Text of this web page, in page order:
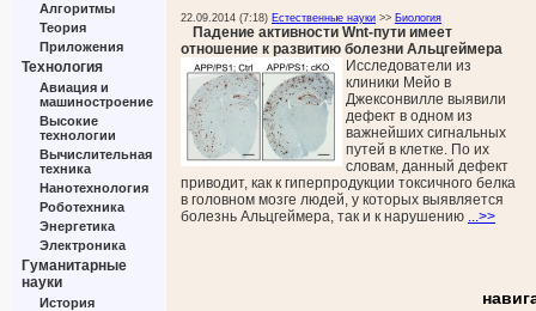
Алгоритмы
Теория
Приложения
Технология
Авиация и
машиностроение
Высокие
технологии
Вычислительная
техника
Нанотехнология
Роботехника
Энергетика
Электроника
Гуманитарные
науки
История
22.09.2014 (7:18) Естественные науки >> Биология
Падение активности Wnt-пути имеет
отношение к развитию болезни Альцгеймера
Исследователи из
клиники Мейо в
Джексонвилле выявили
дефект в одном из
важнейших сигнальных
путей в клетке. По их
словам, данный дефект
приводит, как к гиперпродукции токсичного белка
в головном мозге людей, у которых выявляется
болезнь Альцгеймера, так и к нарушению ...>>